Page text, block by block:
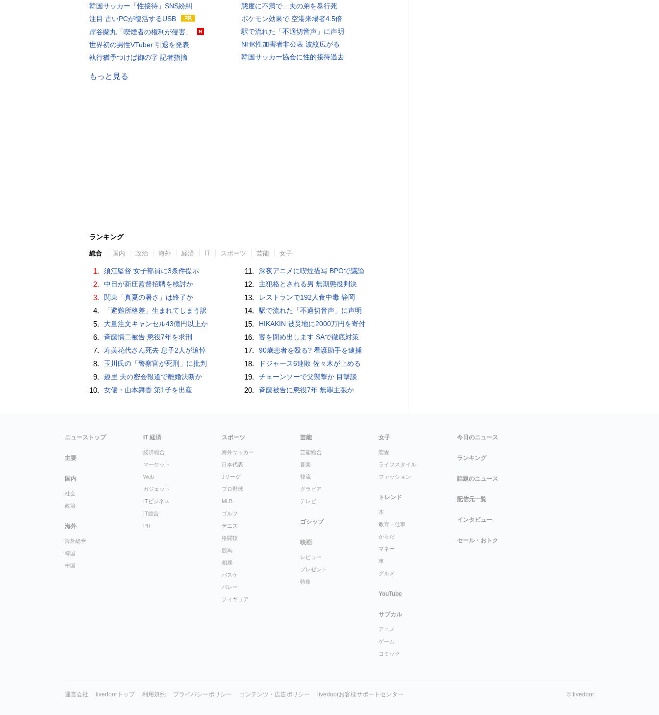
韓国サッカー「性接待」SNS紛糾
注目 古いPCが復活するUSB
岸谷蘭丸「喫煙者の権利が侵害」
世界初の男性VTuber 引退を発表
執行猶予つけば御の字 記者指摘
態度に不満で…夫の弟を暴行死
ポケモン効果で 空港来場者4.5倍
駅で流れた「不適切音声」に声明
NHK性加害者非公表 波紋広がる
韓国サッカー協会に性的接待過去
もっと見る
ランキング
総合 国内 政治 海外 経済 IT スポーツ 芸能 女子
1. 須江監督 女子部員に3条件提示
2. 中日が新庄監督招聘を検討か
3. 関東「真夏の暑さ」は終了か
4. 「避難所格差」生まれてしまう訳
5. 大量注文キャンセル43億円以上か
6. 斉藤慎二被告 懲役7年を求刑
7. 寿美花代さん死去 息子2人が追悼
8. 玉川氏の「警察官が死刑」に批判
9. 趣里 夫の密会報道で離婚決断か
10. 女優・山本舞香 第1子を出産
11. 深夜アニメに喫煙描写 BPOで議論
12. 主犯格とされる男 無期懲役判決
13. レストランで192人食中毒 静岡
14. 駅で流れた「不適切音声」に声明
15. HIKAKIN 被災地に2000万円を寄付
16. 客を閉め出します SAで徹底対策
17. 90歳患者を殴る? 看護助手を逮捕
18. ドジャース6連敗 佐々木が止める
19. チェーンソーで父襲撃か 目撃談
20. 斉藤被告に懲役7年 無罪主張か
ニューストップ
主要
国内
社会
政治
海外
海外総合
韓国
中国
IT 経済
経済総合
マーケット
Web
ガジェット
ITビジネス
IT総合
PR
スポーツ
海外サッカー
日本代表
Jリーグ
プロ野球
MLB
ゴルフ
テニス
格闘技
競馬
相撲
バスケ
バレー
フィギュア
芸能
芸能総合
音楽
韓流
グラビア
テレビ
ゴシップ
映画
レビュー
プレゼント
特集
女子
恋愛
ライフスタイル
ファッション
トレンド
本
教育・仕事
からだ
マネー
車
グルメ
YouTube
サブカル
アニメ
ゲーム
コミック
今日のニュース
ランキング
話題のニュース
配信元一覧
インタビュー
セール・おトク
運営会社 livedoorトップ 利用規約 プライバシーポリシー コンテンツ・広告ポリシー livedoorお客様サポートセンター © livedoor